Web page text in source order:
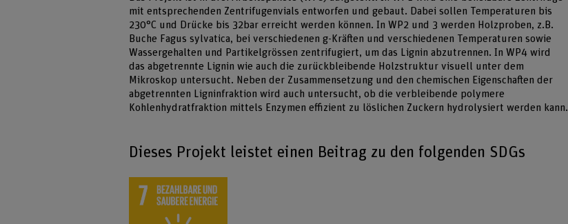
mit entsprechenden Zentrifugenvials entworfen und gebaut. Dabei sollen Temperaturen bis
230°C und Drücke bis 32bar erreicht werden können. In WP2 und 3 werden Holzproben, z.B.
Buche Fagus sylvatica, bei verschiedenen g-Kräften und verschiedenen Temperaturen sowie
Wassergehalten und Partikelgrössen zentrifugiert, um das Lignin abzutrennen. In WP4 wird
das abgetrennte Lignin wie auch die zurückbleibende Holzstruktur visuell unter dem
Mikroskop untersucht. Neben der Zusammensetzung und den chemischen Eigenschaften der
abgetrennten Ligninfraktion wird auch untersucht, ob die verbleibende polymere
Kohlenhydratfraktion mittels Enzymen effizient zu löslichen Zuckern hydrolysiert werden kann.
Dieses Projekt leistet einen Beitrag zu den folgenden SDGs